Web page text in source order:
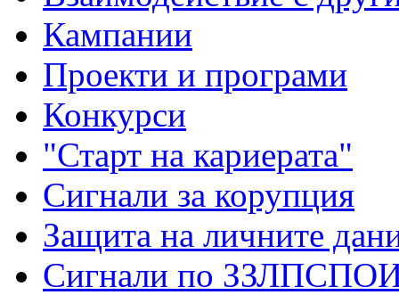
Кампании
Проекти и програми
Конкурси
"Старт на кариерата"
Сигнали за корупция
Защита на личните
Сигнали по